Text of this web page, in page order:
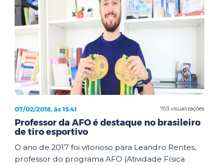
703 visualizações
07/02/2018, às 15:41
Professor da AFO é destaque no brasileiro
de tiro esportivo
O ano de 2017 foi vitorioso para Leandro Rentes,
professor do programa AFO (Atividade Física